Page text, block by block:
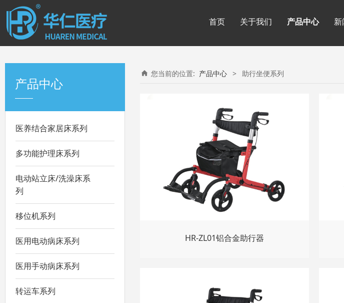
首页 关于我们 产品中心
产品中心
医养结合家居床系列
多功能护理床系列
电动站立床/洗澡床系
列
移位机系列
医用电动病床系列
医用手动病床系列
转运车系列
您当前的位置: 产品中心 > 助行坐便系列
HR-ZL01铝合金助行器